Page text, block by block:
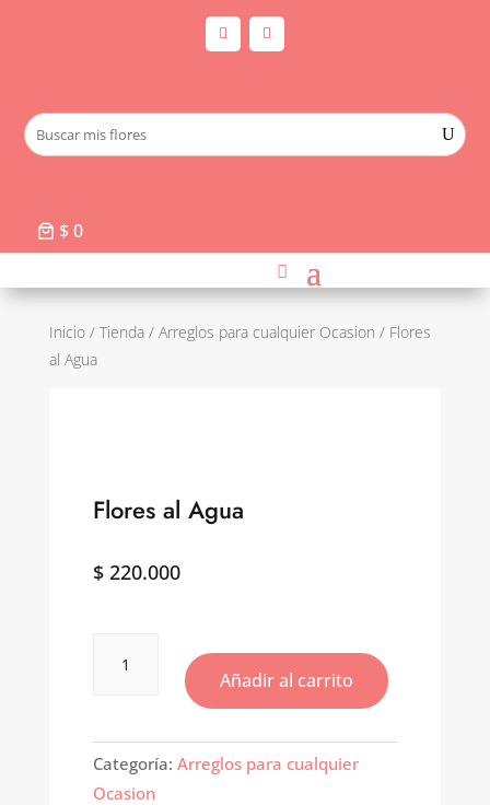
$ 0
Inicio/ Tienda/ Arreglos para cualquier Ocasion / Flores
al Agua
Flores al Agua
$220.000
Añadir al carrito
Categoría: Arreglos para cualquier
Ocasion